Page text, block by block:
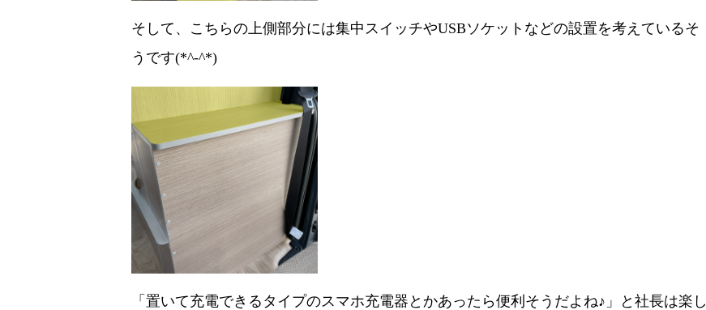
そして、こちらの上側部分には集中スイッチやUSBソケットなどの設置を考えているそ
うです(*^-^*)
「置いて充電できるタイプのスマホ充電器とかあったら便利そうだよね♪」と社長は楽し